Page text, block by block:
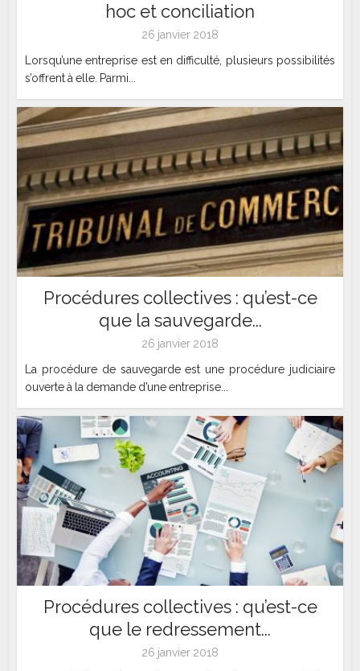
hoc et conciliation
26 janvier 2018
Lorsqu’une entreprise est en difficulté, plusieurs possibilités
s’offrent à elle. Parmi...
Procédures collectives : qu’est-ce
que la sauvegarde...
26 janvier 2018
La procédure de sauvegarde est une procédure judiciaire
ouverte à la demande d’une entreprise...
Procédures collectives : qu’est-ce
que le redressement...
26 janvier 2018